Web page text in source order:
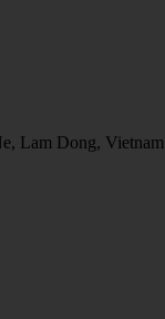
Lam Dong, Vietnam